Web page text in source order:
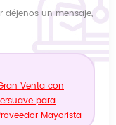
déjenos un mensaje,
Venta con
para
Mayorista